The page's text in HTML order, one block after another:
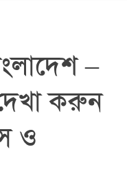
–
করুন
ও